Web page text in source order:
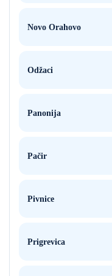
Novo Orahovo
Odžaci
Panonija
Pačir
Pivnice
Prigrevica